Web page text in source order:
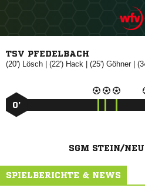
TSV PFEDELBACH
(20')  | (22')  | (25') |
0’
SGM STEIN/
SPIELBERICHTE & NEWS